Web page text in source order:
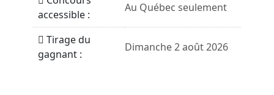
accessible :
Au Québec seulement
Tirage du
gagnant :
Dimanche 2 août 2026